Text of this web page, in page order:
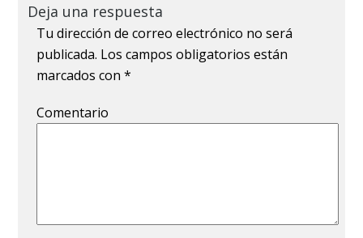
Deja una respuesta
Tu dirección de correo electrónico no será
publicada. Los campos obligatorios están
marcados con*
Comentario